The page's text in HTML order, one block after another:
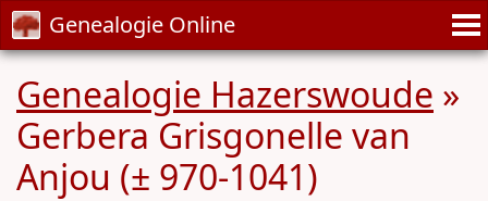
Genealogie Online
Genealogie Hazerswoude »
Gerbera Grisgonelle van
Anjou (± 970-1041)